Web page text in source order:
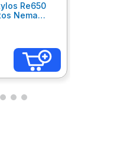
Re650
Nema